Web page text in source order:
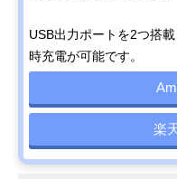
USB出力ポートを2つ搭
時充電が可能です。
楽